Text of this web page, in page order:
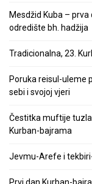
Mesdžid Kuba –
odredište bh. hadžija
Tradicionalna, 23.
Poruka reisul-uleme
sebi i svojoj vjeri
Čestitka muftije
Kurban-bajrama
Jevmu-Arefe i